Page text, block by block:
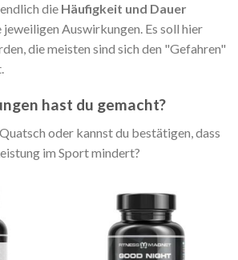
die Häufigkeit und Dauer
Auswirkungen. Es soll hier
die meisten sind sich den "Gefahren"
hast du gemacht?
oder kannst du bestätigen, dass
im Sport mindert?